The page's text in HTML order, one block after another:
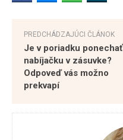
PREDCHÁDZAJÚCI ČLÁNOK
Je v poriadku ponechať
nabíjačku v zásuvke?
Odpoveď vás možno
prekvapí